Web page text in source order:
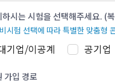
하시는 시험을 선택해주세요. (
시험 선택에 따라 특별한 맞춤형
기업/이공계 공기업
가입 경로